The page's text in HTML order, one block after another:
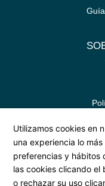
Utilizamos cookies en
una experiencia lo
preferencias y hábitos
las cookies clicando el
o rechazar su uso